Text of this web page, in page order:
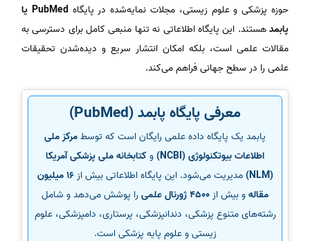
حوزه پزشکی و علوم زیستی، مجلات نمایه‌شده در پایگاه
PubMed یا
پابمدهستند. این پایگاه اطلاعاتی نه تنها منبعی کامل برای دسترسی به
مقالات علمی است، بلکه امکان انتشار سریع و دیده‌شدن تحقیقات
علمی را در سطح جهانی فراهم می‌کند.
معرفی پایگاه پابمد (PubMed)
پابمد یک پایگاه داده علمی رایگان است که توسطمرکز ملی
اطلاعات بیوتکنولوژی (NCBI)
و کتابخانه ملی پزشکی آمریکا
(NLM)
مدیریت می‌شود. این پایگاه اطلاعاتی بیش از
16 میلیون
مقالهو بیش از4500 ژورنال علمی
را پوشش می‌دهد و شامل
رشته‌های متنوع پزشکی، دندانپزشکی، پرستاری، دامپزشکی، علوم
زیستی و علوم پایه پزشکی است.